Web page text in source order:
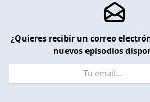
¿Quieres recibir un correo
nuevos episodios